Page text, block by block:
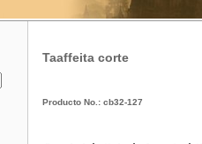
Taaffeita corte
Producto No.: cb32-127